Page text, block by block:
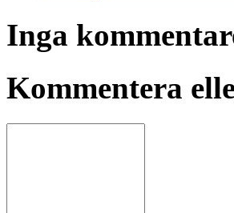
Inga
Kommentera